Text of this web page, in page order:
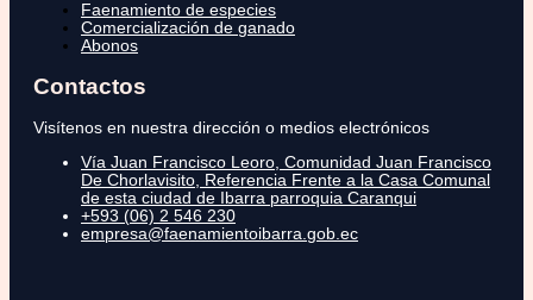
Faenamiento de especies
Comercialización de ganado
Abonos
Contactos
Visítenos en nuestra dirección o medios electrónicos
Vía Juan Francisco Leoro, Comunidad Juan Francisco
De Chorlavisito, Referencia Frente a la Casa Comunal
de esta ciudad de Ibarra parroquia Caranqui
+593 (06) 2 546 230
empresa@faenamientoibarra.gob.ec